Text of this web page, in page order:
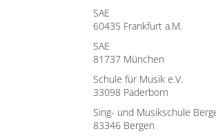
SAE
60435 Frankfurt a.M.
SAE
81737 München
Schule für Musik e.V.
33098 Paderborn
Sing- und Musikschule
83346 Bergen